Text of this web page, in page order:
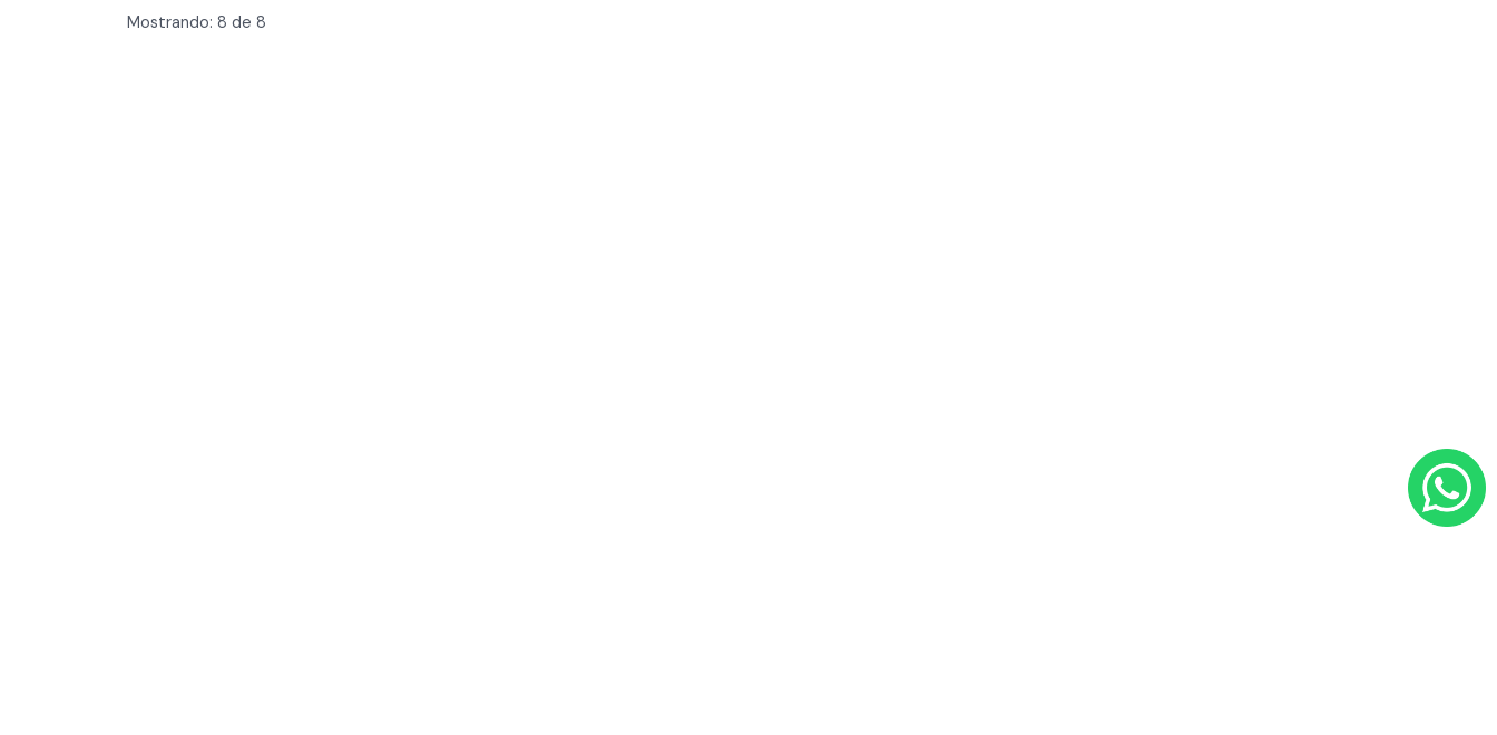
Mostrando: 8 de 8